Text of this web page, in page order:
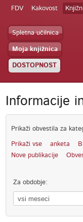
FDV Kakovost
Spletna učilnica
Moja knjižnica
DOSTOPNOST
Informacije
Prikaži obvestila za
Prikaži vse anketa
Nove publikacije
Za obdobje: